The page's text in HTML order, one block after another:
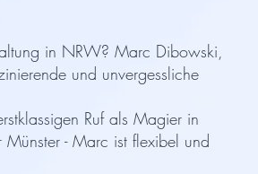
in NRW? Marc Dibowski,
und unvergessliche
Ruf als Magier in
- Marc ist flexibel und